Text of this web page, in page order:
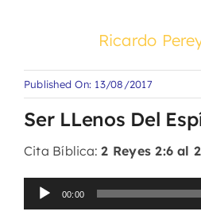
Ricardo
Published On: 13/08/2017
Ser LLenos Del
Cita Bíblica:2 Reyes 2:6 al
Reproductor
de
00:00